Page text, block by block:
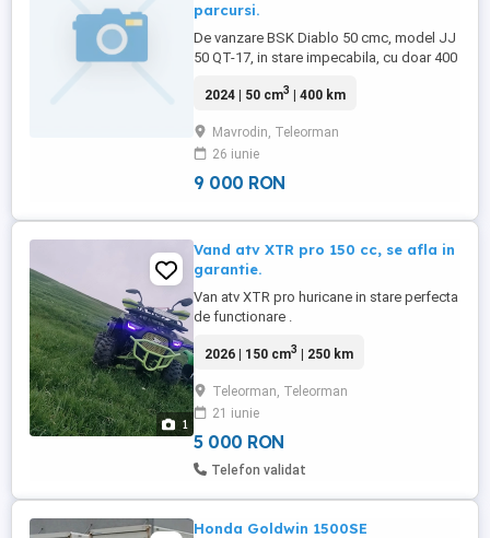
parcursi.
De vanzare BSK Diablo 50 cmc, model JJ
50 QT-17, in stare impecabila, cu doar 400
- Se conduce fara permis auto - Viteza
100 km - Rezervor 6 litri - Norma de
poluare Euro 6 - Pornire electrica din buton
- Sistem complet ...
2024 | 50 cm3 | 400 km
Mavrodin, Teleorman
26 iunie
9 000 RON
1
Vand atv XTR pro 150 cc, se afla in
garantie.
Van atv XTR pro huricane in stare perfecta
de functionare .
2026 | 150 cm3 | 250 km
Teleorman, Teleorman
21 iunie
5 000 RON
Telefon validat
Honda Goldwin 1500SE